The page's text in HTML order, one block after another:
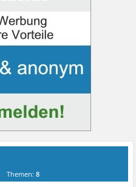
Themen:8